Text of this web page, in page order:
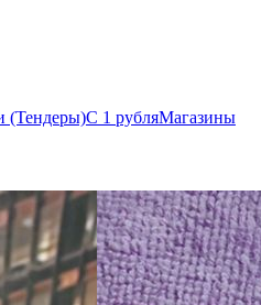
(Тендеры)С 1 рубляМагазины